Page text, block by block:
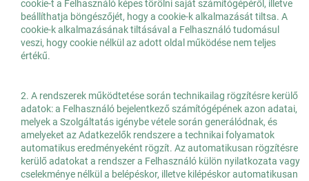
cookie-t a Felhasználó képes törölni saját számítógépéről, illetve
beállíthatja böngészőjét, hogy a cookie-k alkalmazását tiltsa. A
cookie-k alkalmazásának tiltásával a Felhasználó tudomásul
veszi, hogy cookie nélkül az adott oldal működése nem teljes
értékű.
2. A rendszerek működtetése során technikailag rögzítésre kerülő
adatok: a Felhasználó bejelentkező számítógépének azon adatai,
melyek a Szolgáltatás igénybe vétele során generálódnak, és
amelyeket az Adatkezelők rendszere a technikai folyamatok
automatikus eredményeként rögzít. Az automatikusan rögzítésre
kerülő adatokat a rendszer a Felhasználó külön nyilatkozata vagy
cselekménye nélkül a belépéskor, illetve kilépéskor automatikusan